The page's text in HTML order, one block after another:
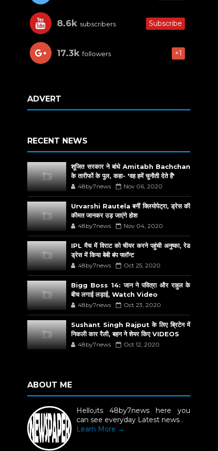
8.6k subscribers Subscribe
17.3k followers +1
ADVERT
RECENT NEWS
शूजित सरकार ने बांधे Amitabh Bachchan
के तारीफों के पुल, कहा- 'वह हमें चुनौती देते हैं'
48by7news Nov 06, 2020
Urvarshi Rautela बनीं क्लियोपेट्रा, ड्रेस की
कीमत जानकर उड़ जाएंगे होश
48by7news Nov 04, 2020
IPL मैच में विराट को चीयर करने पहुंची अनुष्का, रेड
ड्रेस में किया बेबी बंप फ्लॉन्ट
48by7news Oct 25, 2020
Bigg Boss 14: जान ने पवित्रा और राहुल के
बीच लगाई लड़ाई, Watch Video
48by7news Oct 23, 2020
Sushant Singh Rajput के लिए ब्रिटेन में
निकली कार रैली, बहन ने शेयर किए VIDEOS
48by7news Oct 12, 2020
ABOUT ME
Hello,its 48by7news here you
can see everyday Latest news .
Learn More →